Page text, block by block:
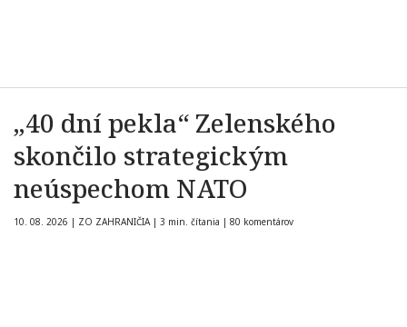
„40 dní pekla“ Zelenského
skončilo strategickým
neúspechom NATO
10. 08. 2026 | ZO ZAHRANIČIA | 3 min. čítania | 80 komentárov